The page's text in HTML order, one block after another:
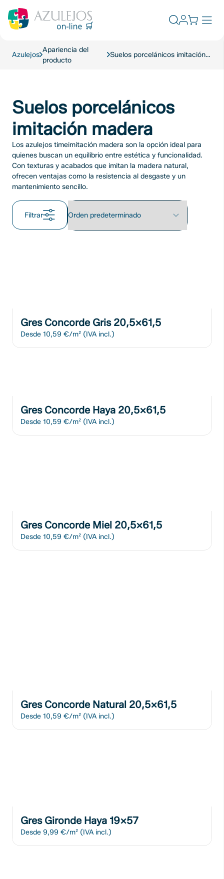
content
Abrir
de
Azulejos
Apariencia del
producto
Suelos porcelánicos imitación madera
Suelos porcelánicos
imitación madera
Los azulejos timeimitación madera son la opción ideal para
quienes buscan un equilibrio entre estética y funcionalidad.
Con texturas y acabados que imitan la madera natural,
ofrecen ventajas como la resistencia al desgaste y un
mantenimiento sencillo.
Filtrar
Gres Concorde Gris 20,5x61,5
Desde 10,59 €/m² (IVA incl.)
Gres Concorde Haya 20,5x61,5
Desde 10,59 €/m² (IVA incl.)
Gres Concorde Miel 20,5x61,5
Desde 10,59 €/m² (IVA incl.)
Gres Concorde Natural 20,5x61,5
Desde 10,59 €/m² (IVA incl.)
Gres Gironde Haya 19x57
Desde 9,99 €/m² (IVA incl.)